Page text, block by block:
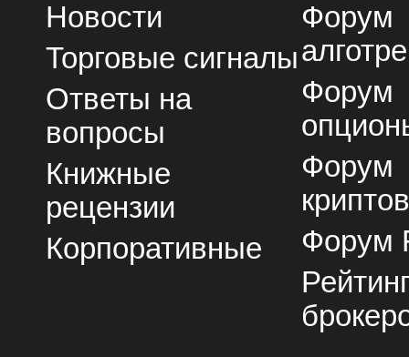
Новости
Торговые сигналы
Ответы на
вопросы
Книжные
рецензии
Корпоративные
Форум
Форум
Форум
Форум